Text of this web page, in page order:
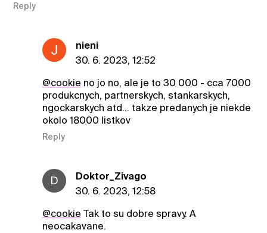
Reply
nieni
30. 6. 2023, 12:52
@cookie no jo no, ale je to 30 000 - cca 7000
produkcnych, partnerskych, stankarskych,
ngockarskych atd... takze predanych je niekde
okolo 18000 listkov
Reply
D
Doktor_Zivago
30. 6. 2023, 12:58
@cookie Tak to su dobre spravy. A
neocakavane.